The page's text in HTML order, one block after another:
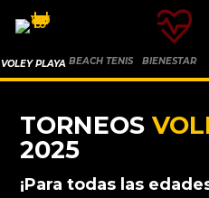
VOLEY PLAYA BEACH TENIS BIENESTAR
TORNEOS
2025
¡Para todas las